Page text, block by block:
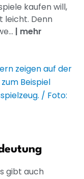
kaufen will,
leicht. Denn
| mehr
gibt auch